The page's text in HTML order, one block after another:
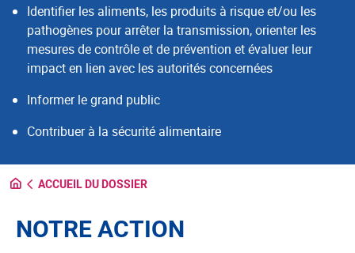
Identifier les aliments, les produits à risque et/ou les
pathogènes pour arrêter la transmission, orienter les
mesures de contrôle et de prévention et évaluer leur
impact en lien avec les autorités concernées
Informer le grand public
Contribuer à la sécurité alimentaire
ACCUEIL DU DOSSIER
NOTRE ACTION